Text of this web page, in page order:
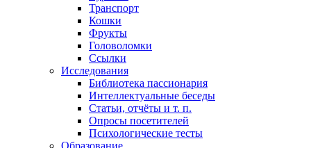
Транспорт
Кошки
Фрукты
Головоломки
Ссылки
Исследования
Библиотека пассионария
Интеллектуальные беседы
Статьи, отчёты и т. п.
Опросы посетителей
Психологические тесты
Образование